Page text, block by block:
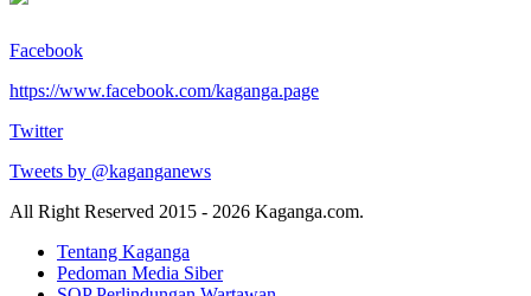
Facebook
https://www.facebook.com/kaganga.page
Twitter
Tweets by @kaganganews
All Right Reserved 2015 - 2026 Kaganga.com.
Tentang Kaganga
Pedoman Media Siber